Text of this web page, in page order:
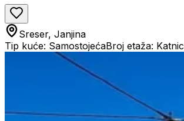
Sreser, Janjina
Tip kuće: SamostojećaBroj etaža: